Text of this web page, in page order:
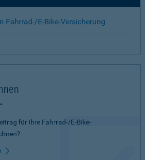
Fahrrad-/E-Bike-Versicherung
für Ihre Fahrrad-/E-Bike-